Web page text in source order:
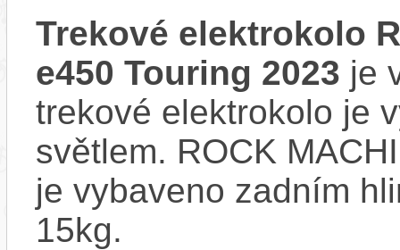
Trekové elektrokolo
e450 Touring 2023 je
trekové elektrokolo je
světlem. ROCK
je vybaveno zadním
15kg.